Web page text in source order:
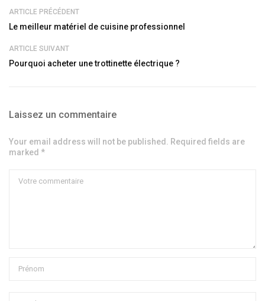
ARTICLE PRÉCÉDENT
Le meilleur matériel de cuisine professionnel
ARTICLE SUIVANT
Pourquoi acheter une trottinette électrique ?
Laissez un commentaire
Your email address will not be published. Required fields are
marked *